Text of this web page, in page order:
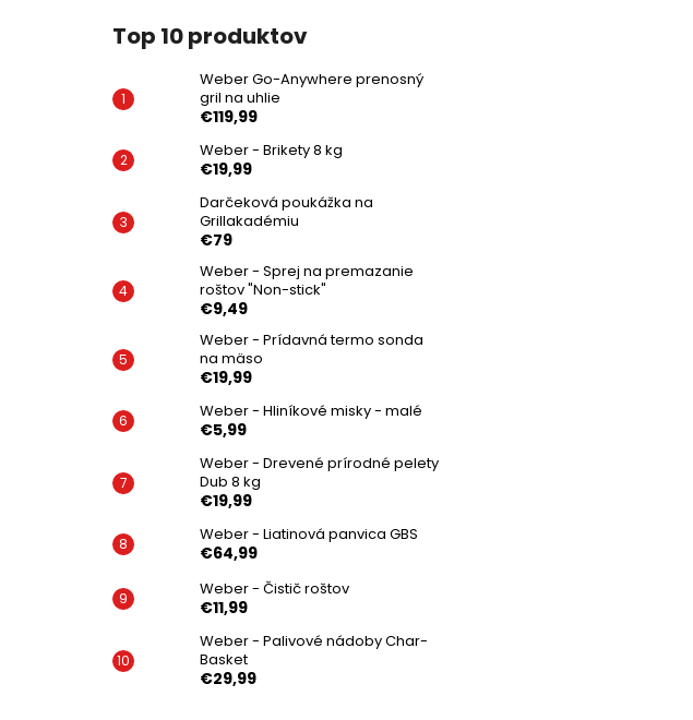
Top 10 produktov
Weber Go-Anywhere prenosný
gril na uhlie
€119,99
Weber - Brikety 8 kg
€19,99
Darčeková poukážka na
Grillakadémiu
€79
Weber - Sprej na premazanie
roštov "Non-stick"
€9,49
Weber - Prídavná termo sonda
na mäso
€19,99
Weber - Hliníkové misky - malé
€5,99
Weber - Drevené prírodné pelety
Dub 8 kg
€19,99
Weber - Liatinová panvica GBS
€64,99
Weber - Čistič roštov
€11,99
Weber - Palivové nádoby Char-
Basket
€29,99